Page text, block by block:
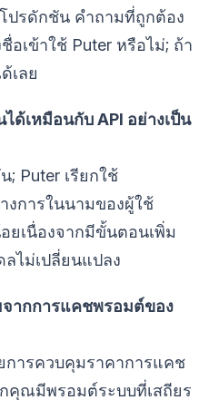
ปรดักชัน คำถามที่ถูกต้อง
เข้าใช้ Puter หรือไม่; ถ้า
เลย
ด้เหมือนกับ API อย่างเป็น
; Puter เรียกใช้
งการในนามของผู้ใช้
ยเนื่องจากมีขั้นตอนเพิ่ม
ไม่เปลี่ยนแปลง
ากการแคชพรอมต์ของ
การควบคุมราคาการแคช
คุณมีพรอมต์ระบบที่เสถียร